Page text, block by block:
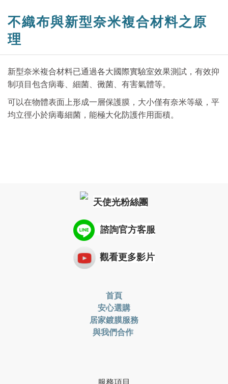
不織布與新型奈米複合材料之原
理
新型奈米複合材料已通過各大國際實驗室效果測試，有效抑
制項目包含病毒、細菌、黴菌、有害氣體等。
可以在物體表面上形成一層保護膜，大小僅有奈米等級，平
均立徑小於病毒細菌，能極大化防護作用面積。
天使光粉絲團
諮詢官方客服
觀看更多影片
首頁
安心選購
居家鍍膜服務
與我們合作